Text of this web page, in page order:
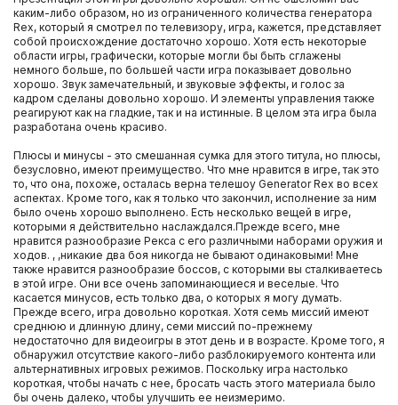
каким-либо образом, но из ограниченного количества генератора
Rex, который я смотрел по телевизору, игра, кажется, представляет
собой происхождение достаточно хорошо. Хотя есть некоторые
области игры, графически, которые могли бы быть сглажены
немного больше, по большей части игра показывает довольно
хорошо. Звук замечательный, и звуковые эффекты, и голос за
кадром сделаны довольно хорошо. И элементы управления также
реагируют как на гладкие, так и на истинные. В целом эта игра была
разработана очень красиво.
Плюсы и минусы - это смешанная сумка для этого титула, но плюсы,
безусловно, имеют преимущество. Что мне нравится в игре, так это
то, что она, похоже, осталась верна телешоу Generator Rex во всех
аспектах. Кроме того, как я только что закончил, исполнение за ним
было очень хорошо выполнено. Есть несколько вещей в игре,
которыми я действительно наслаждался.Прежде всего, мне
нравится разнообразие Рекса с его различными наборами оружия и
ходов. , ,никакие два боя никогда не бывают одинаковыми! Мне
также нравится разнообразие боссов, с которыми вы сталкиваетесь
в этой игре. Они все очень запоминающиеся и веселые. Что
касается минусов, есть только два, о которых я могу думать.
Прежде всего, игра довольно короткая. Хотя семь миссий имеют
среднюю и длинную длину, семи миссий по-прежнему
недостаточно для видеоигры в этот день и в возрасте. Кроме того, я
обнаружил отсутствие какого-либо разблокируемого контента или
альтернативных игровых режимов. Поскольку игра настолько
короткая, чтобы начать с нее, бросать часть этого материала было
бы очень далеко, чтобы улучшить ее неизмеримо.